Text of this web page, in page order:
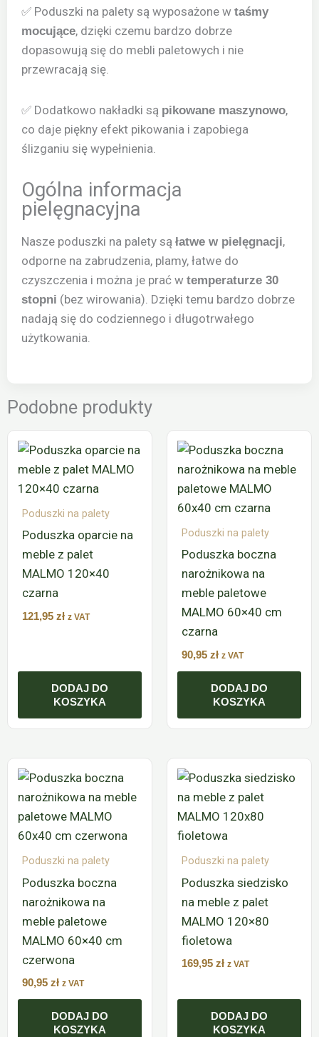
✅ Poduszki na palety są wyposażone w taśmy
mocujące, dzięki czemu bardzo dobrze
dopasowują się do mebli paletowych i nie
przewracają się.
✅ Dodatkowo nakładki są pikowane maszynowo,
co daje piękny efekt pikowania i zapobiega
ślizganiu się wypełnienia.
Ogólna informacja
pielęgnacyjna
Nasze poduszki na palety są łatwe w pielęgnacji,
odporne na zabrudzenia, plamy, łatwe do
czyszczenia i można je prać w temperaturze 30
stopni (bez wirowania). Dzięki temu bardzo dobrze
nadają się do codziennego i długotrwałego
użytkowania.
Podobne produkty
Poduszki na palety
Poduszka oparcie na
meble z palet
MALMO 120×40
czarna
121,95 zł z VAT
DODAJ DO
KOSZYKA
Poduszki na palety
Poduszka boczna
narożnikowa na
meble paletowe
MALMO 60×40 cm
czarna
90,95 zł z VAT
DODAJ DO
KOSZYKA
Poduszki na palety
Poduszka boczna
narożnikowa na
meble paletowe
MALMO 60×40 cm
czerwona
90,95 zł z VAT
DODAJ DO
KOSZYKA
Poduszki na palety
Poduszka siedzisko
na meble z palet
MALMO 120×80
fioletowa
169,95 zł z VAT
DODAJ DO
KOSZYKA